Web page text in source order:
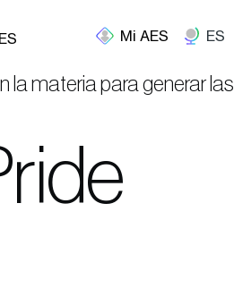
ES
la materia para generar las